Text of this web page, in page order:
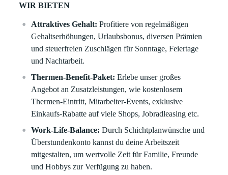
WIR BIETEN
Attraktives Gehalt:Profitiere von regelmäßigen
Gehaltserhöhungen, Urlaubsbonus, diversen Prämien
und steuerfreien Zuschlägen für Sonntage, Feiertage
und Nachtarbeit.
Thermen-Benefit-Paket:Erlebe unser großes
Angebot an Zusatzleistungen, wie kostenlosem
Thermen-Eintritt, Mitarbeiter-Events, exklusive
Einkaufs-Rabatte auf viele Shops, Jobradleasing etc.
Work-Life-Balance: Durch Schichtplanwünsche und
Überstundenkonto kannst du deine Arbeitszeit
mitgestalten, um wertvolle Zeit für Familie, Freunde
und Hobbys zur Verfügung zu haben.